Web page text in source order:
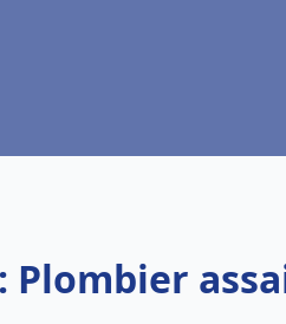
Plombier